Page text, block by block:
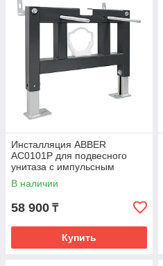
Инсталляция ABBER
AC0101P для подвесного
унитаза с импульсным
смывом
В наличии
58 900 ₸
Купить